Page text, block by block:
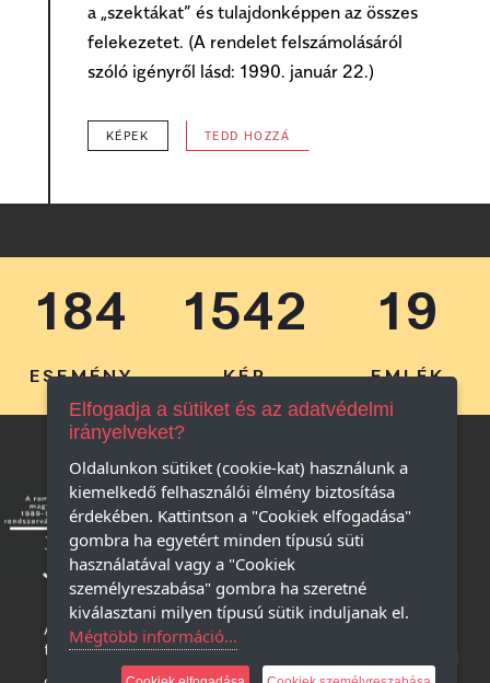
a „szektákat” és tulajdonképpen az összes
felekezetet. (A rendelet felszámolásáról
szóló igényről lásd: 1990. január 22.)
KÉPEK TEDD HOZZÁ
184
ESEMÉNY
1542
KÉP
19
EMLÉK
Adatkezelési
tájékoztató
Elfogadja a sütiket és az adatvédelmi
irányelveket?
Oldalunkon sütiket (cookie-kat) használunk a
kiemelkedő felhasználói élmény biztosítása
érdekében. Kattintson a "Cookiek elfogadása"
gombra ha egyetért minden típusú süti
használatával vagy a "Cookiek
személyreszabása" gombra ha szeretné
kiválasztani milyen típusú sütik induljanak el.
Mégtöbb információ...